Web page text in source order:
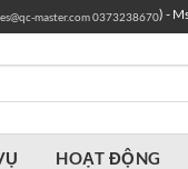
master.com0373238670) -
HOẠT ĐỘNG